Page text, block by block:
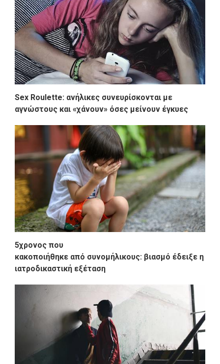
Sex Roulette: ανήλικες συνευρίσκονται με
αγνώστους και «χάνουν» όσες μείνουν έγκυες
5χρονος που
κακοποιήθηκε από συνομήλικους: βιασμό έδειξε η
ιατροδικαστική εξέταση